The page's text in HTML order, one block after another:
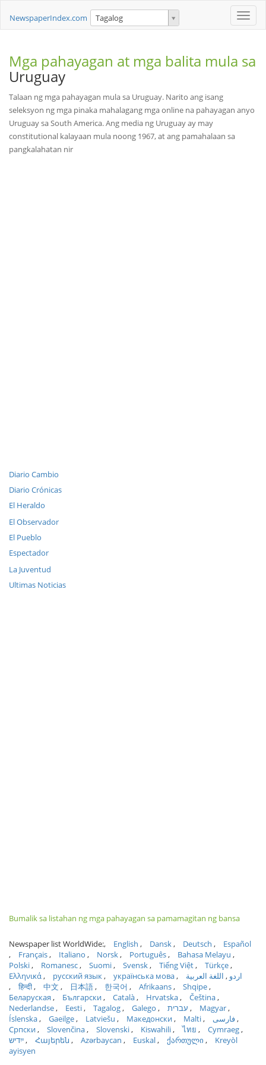
Toggle
NewspaperIndex.com Tagalog
Mga pahayagan at mga balita mula sa
Uruguay
Talaan ng mga pahayagan mula sa Uruguay. Narito ang isang
seleksyon ng mga pinaka mahalagang mga online na pahayagan anyo
Uruguay sa South America. Ang media ng Uruguay ay may
constitutional kalayaan mula noong 1967, at ang pamahalaan sa
pangkalahatan nir
Diario Cambio
Diario Crónicas
El Heraldo
El Observador
El Pueblo
Espectador
La Juventud
Ultimas Noticias
Bumalik sa listahan ng mga pahayagan sa pamamagitan ng bansa
Newspaper list WorldWide: English Dansk Deutsch
Español
Français
Italiano Norsk Português
Bahasa Melayu
Polski
Romanesc Suomi Svensk Tiếng Việt
Türkçe
Ελληνικά
русский язык українська мова اردو
اللغة العربية
हिन्दी
中文 日本語 한국어 Afrikaans
Shqipe
Беларуская
Български Català Hrvatska
Čeština
Nederlandse
Eesti Tagalog Galego עברית
Magyar
Íslenska
Gaeilge Latviešu Македонски Malti
فارسی
Српски
Slovenčina Slovenski Kiswahili ไทย
Cymraeg
ייִדיש
Հայերեն Azərbaycan Euskal ქართული
Kreyòl
ayisyen